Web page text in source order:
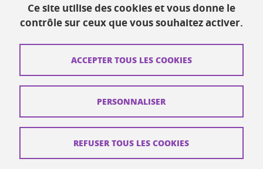
Ressources
Contacts
Plans d'accès
Mentions légales
Plan du site web
Ce site utilise des cookies et vous donne le
contrôle sur ceux que vous souhaitez activer.
ACCEPTER TOUS LES COOKIES
REFUSER TOUS LES COOKIES
PERSONNALISER